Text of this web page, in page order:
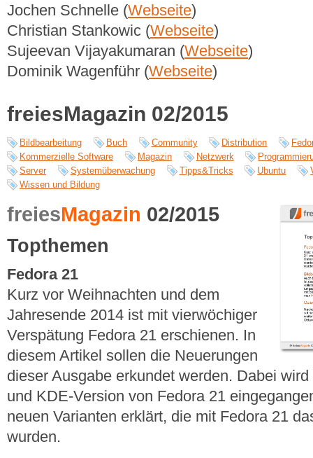
Jochen Schnelle (Webseite)
Christian Stankowic (Webseite)
Sujeevan Vijayakumaran (Webseite)
Dominik Wagenführ (Webseite)
freiesMagazin 02/2015
Bildbearbeitung Buch Community Distribution
Kommerzielle Software
Magazin Netzwerk
Server
Systemüberwachung Tipps&Tricks Ubuntu
Wissen und Bildung
freiesMagazin 02/2015
Topthemen
Fedora 21
Kurz vor Weihnachten und dem
Jahresende 2014 ist mit vierwöchiger
Verspätung Fedora 21 erschienen. In
diesem Artikel sollen die Neuerungen
dieser Ausgabe erkundet werden. Dabei
und KDE-Version von Fedora 21
neuen Varianten erklärt, die mit Fedora 21
wurden.